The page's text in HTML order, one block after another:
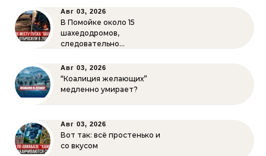
Авг 03, 2026
В Помойке около 15
шахедодромов,
следовательно…
Авг 03, 2026
“Коалиция желающих”
медленно умирает?
Авг 03, 2026
Вот так: всё простенько и
со вкусом